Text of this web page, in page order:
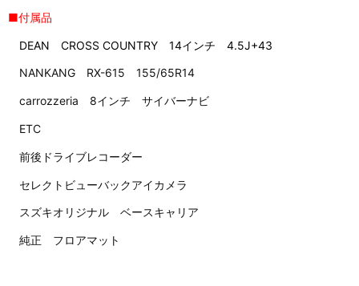
■付属品
DEAN CROSS COUNTRY 14インチ 4.5J+43
NANKANG RX-615 155/65R14
carrozzeria 8インチ サイバーナビ
ETC
前後ドライブレコーダー
セレクトビューバックアイカメラ
スズキオリジナル ベースキャリア
純正 フロアマット